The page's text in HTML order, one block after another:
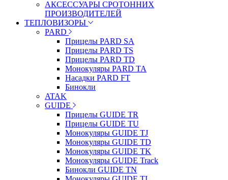
АКСЕССУАРЫ СРОТОННИХ
ПРОИЗВОДИТЕЛЕЙ
ТЕПЛОВИЗОРЫ
PARD
Прицелы PARD SA
Прицелы PARD TS
Прицелы PARD TD
Монокуляры PARD TA
Насадки PARD FT
Бинокли
ATAK
GUIDE
Прицелы GUIDE TR
Прицелы GUIDE TU
Монокуляры GUIDE TJ
Монокуляры GUIDE TD
Монокуляры GUIDE TK
Монокуляры GUIDE Track
Бинокли GUIDE TN